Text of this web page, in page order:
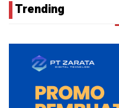
Trending